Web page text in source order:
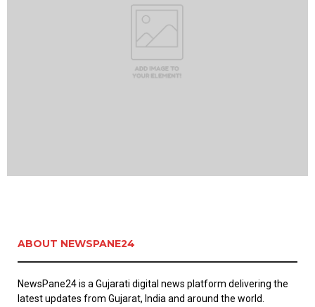
ABOUT NEWSPANE24
NewsPane24 is a Gujarati digital news platform delivering the
latest updates from Gujarat, India and around the world.